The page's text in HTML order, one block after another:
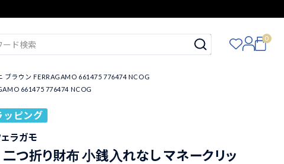
0
ブラウン FERRAGAMO 661475 776474 NCOG
661475 776474 NCOG
ッピング
ラガモ
二つ折り財布 小銭入れなし マネークリッ